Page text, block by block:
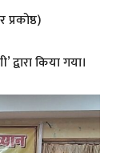
किया गया।